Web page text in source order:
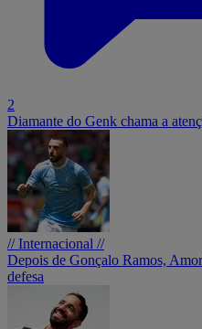
2
Diamante do Genk chama a
// Internacional //
Depois de Gonçalo Ramos,
defesa